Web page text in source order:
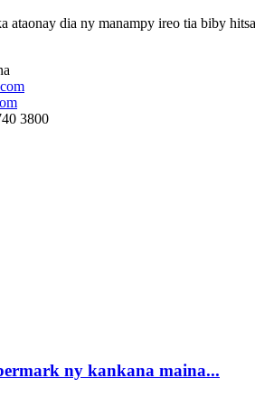
ataonay dia ny manampy ireo tia biby
3800
ny kankana maina...